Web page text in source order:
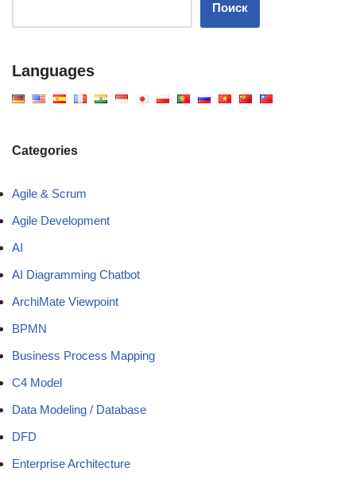
Поиск
Languages
Categories
Agile & Scrum
Agile Development
AI
AI Diagramming Chatbot
ArchiMate Viewpoint
BPMN
Business Process Mapping
C4 Model
Data Modeling / Database
DFD
Enterprise Architecture